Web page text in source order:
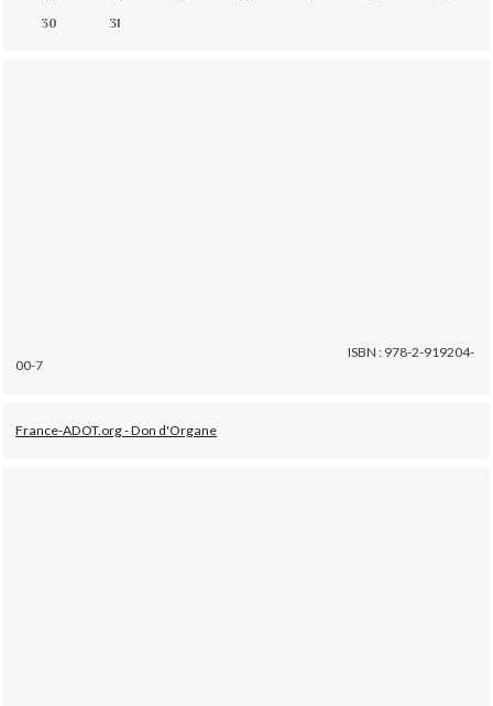
30
31
ISBN : 978-2-919204-
00-7
France-ADOT.org - Don d'Organe